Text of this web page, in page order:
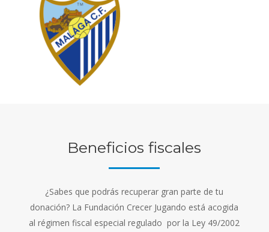
Beneficios fiscales
¿Sabes que podrás recuperar gran parte de tu
donación? La Fundación Crecer Jugando está acogida
al régimen fiscal especial regulado por la Ley 49/2002